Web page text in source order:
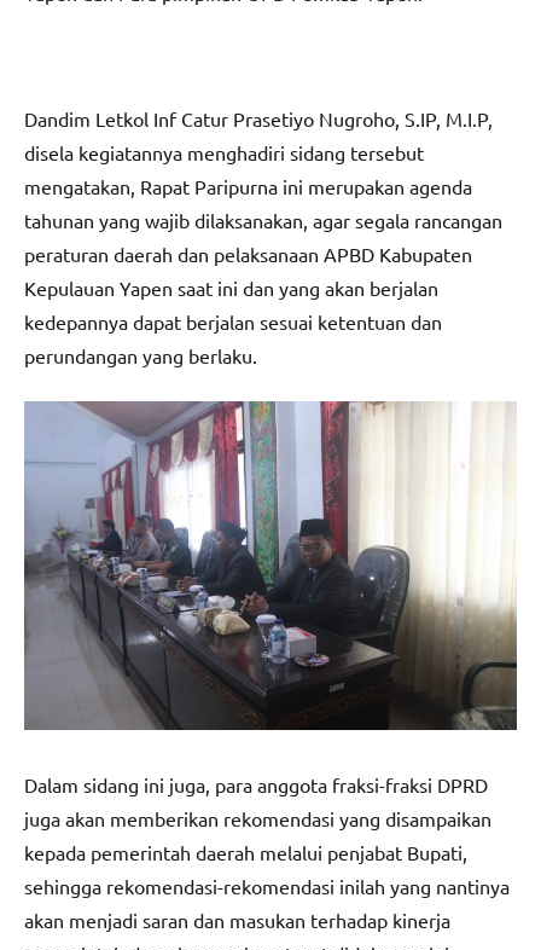
Dandim Letkol Inf Catur Prasetiyo Nugroho, S.IP, M.I.P,
disela kegiatannya menghadiri sidang tersebut
mengatakan, Rapat Paripurna ini merupakan agenda
tahunan yang wajib dilaksanakan, agar segala rancangan
peraturan daerah dan pelaksanaan APBD Kabupaten
Kepulauan Yapen saat ini dan yang akan berjalan
kedepannya dapat berjalan sesuai ketentuan dan
perundangan yang berlaku.
Dalam sidang ini juga, para anggota fraksi-fraksi DPRD
juga akan memberikan rekomendasi yang disampaikan
kepada pemerintah daerah melalui penjabat Bupati,
sehingga rekomendasi-rekomendasi inilah yang nantinya
akan menjadi saran dan masukan terhadap kinerja